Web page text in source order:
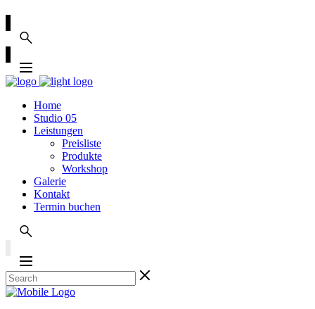
Home
Studio 05
Leistungen
Preisliste
Produkte
Workshop
Galerie
Kontakt
Termin buchen